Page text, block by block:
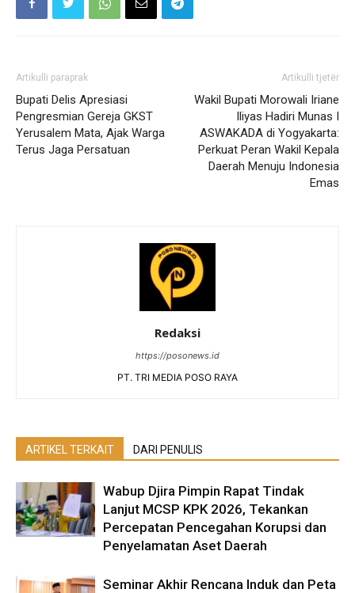
Artikulli paraprak
Bupati Delis Apresiasi
Pengresmian Gereja GKST
Yerusalem Mata, Ajak Warga
Terus Jaga Persatuan
Artikulli tjetër
Wakil Bupati Morowali Iriane
Iliyas Hadiri Munas I
ASWAKADA di Yogyakarta:
Perkuat Peran Wakil Kepala
Daerah Menuju Indonesia
Emas
Redaksi
https://posonews.id
PT. TRI MEDIA POSO RAYA
ARTIKEL TERKAIT DARI PENULIS
Wabup Djira Pimpin Rapat Tindak
Lanjut MCSP KPK 2026, Tekankan
Percepatan Pencegahan Korupsi dan
Penyelamatan Aset Daerah
Seminar Akhir Rencana Induk dan Peta